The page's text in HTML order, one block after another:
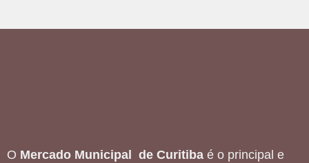
O Mercado Municipal de Curitiba é o principal e